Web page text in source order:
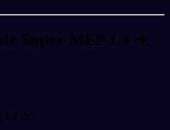
Super MEP 1.4 ➜
ký 4G